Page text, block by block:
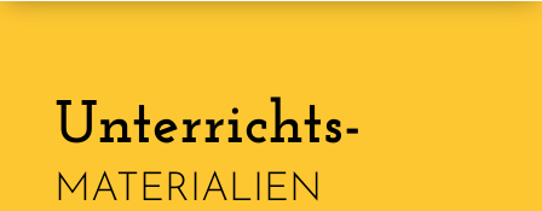
Unterrichts-
MATERIALIEN